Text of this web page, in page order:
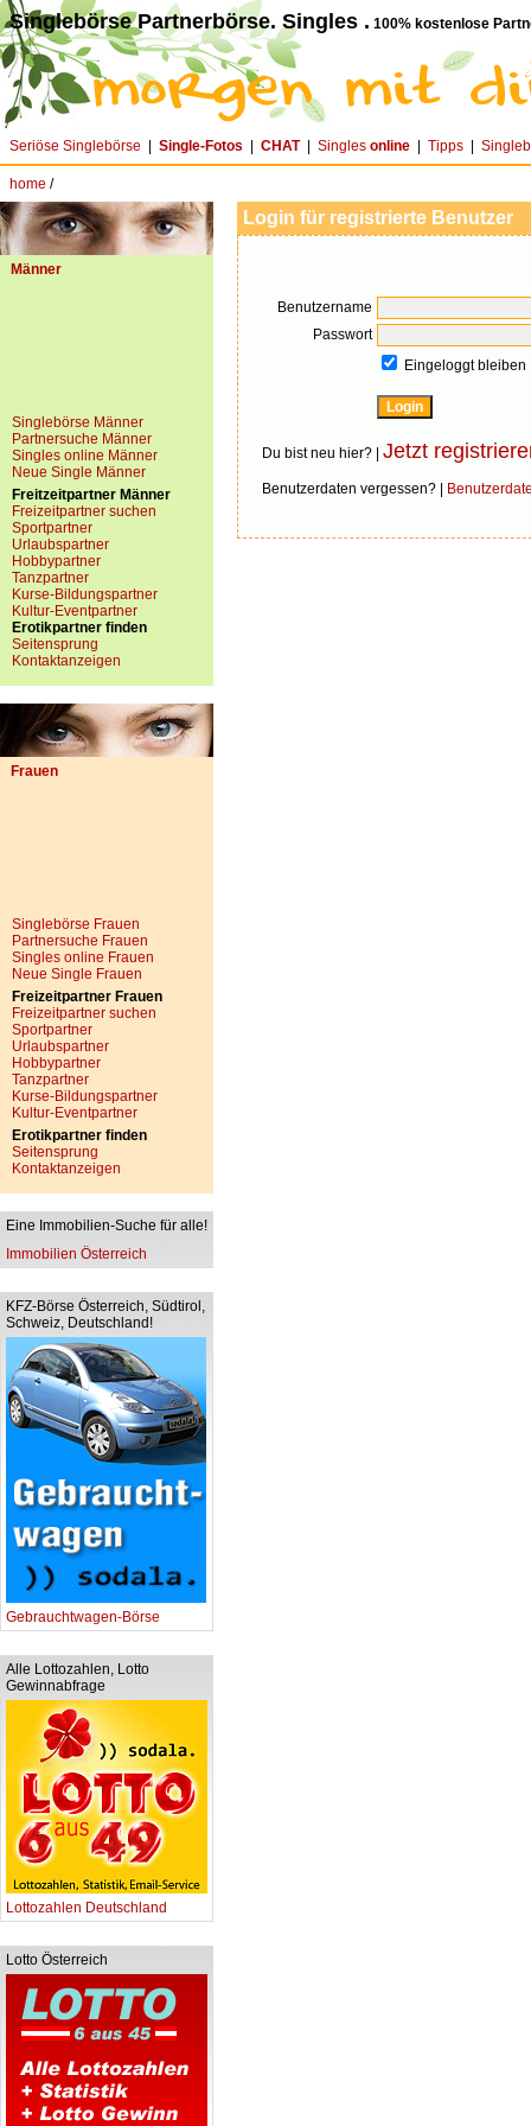
Singlebörse Partnerbörse. Singles . 100% kostenlose
Seriöse Singlebörse Single-Fotos CHAT| Singles online Tipps
home /
Männer
Singlebörse Männer
Partnersuche Männer
Singles online Männer
Neue Single Männer
Freitzeitpartner Männer
Freizeitpartner suchen
Sportpartner
Urlaubspartner
Hobbypartner
Tanzpartner
Kurse-Bildungspartner
Kultur-Eventpartner
Erotikpartner finden
Seitensprung
Kontaktanzeigen
Frauen
Singlebörse Frauen
Partnersuche Frauen
Singles online Frauen
Neue Single Frauen
Freizeitpartner Frauen
Freizeitpartner suchen
Sportpartner
Urlaubspartner
Hobbypartner
Tanzpartner
Kurse-Bildungspartner
Kultur-Eventpartner
Erotikpartner finden
Seitensprung
Kontaktanzeigen
Eine Immobilien-Suche für alle!
Immobilien Österreich
KFZ-Börse Österreich, Südtirol,
Schweiz, Deutschland!
Gebrauchtwagen-Börse
Alle Lottozahlen, Lotto
Gewinnabfrage
Lottozahlen Deutschland
Lotto Österreich
Login für registrierte Benutzer
Benutzername
Passwort
Eingeloggt bleiben
Du bist neu hier? | Jetzt
Benutzerdaten vergessen? |